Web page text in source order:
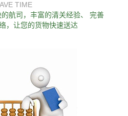
TIME
航司，丰富的清关经验、 完善
，让您的货物快速送达